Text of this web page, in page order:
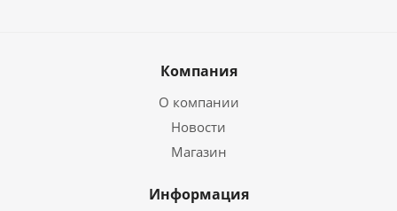
Компания
О компании
Новости
Магазин
Информация